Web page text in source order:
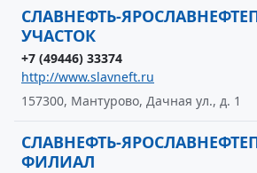
СЛАВНЕФТЬ-
УЧАСТОК
+7 (49446) 33374
http://www.slavneft.ru
157300, Мантурово, Дачная ул., д. 1
СЛАВНЕФТЬ-
ФИЛИАЛ